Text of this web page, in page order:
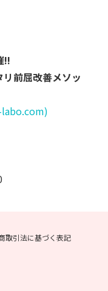
!!
リ前屈改善メソッ
labo.com)
取引法に基づく表記